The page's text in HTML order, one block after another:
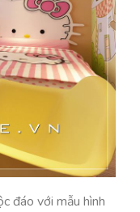
đáo với mẫu hình